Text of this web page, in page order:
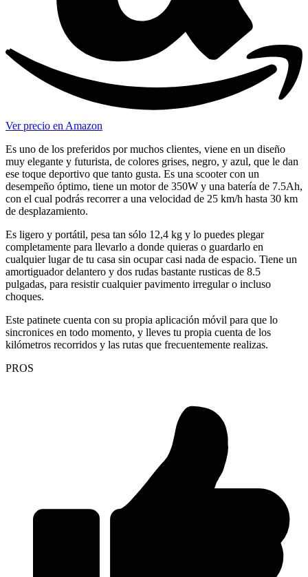
Ver precio en Amazon
Es uno de los preferidos por muchos clientes, viene en un diseño
muy elegante y futurista, de colores grises, negro, y azul, que le dan
ese toque deportivo que tanto gusta. Es una scooter con un
desempeño óptimo, tiene un motor de 350W y una batería de 7.5Ah,
con el cual podrás recorrer a una velocidad de 25 km/h hasta 30 km
de desplazamiento.
Es ligero y portátil, pesa tan sólo 12,4 kg y lo puedes plegar
completamente para llevarlo a donde quieras o guardarlo en
cualquier lugar de tu casa sin ocupar casi nada de espacio. Tiene un
amortiguador delantero y dos rudas bastante rusticas de 8.5
pulgadas, para resistir cualquier pavimento irregular o incluso
choques.
Este patinete cuenta con su propia aplicación móvil para que lo
sincronices en todo momento, y lleves tu propia cuenta de los
kilómetros recorridos y las rutas que frecuentemente realizas.
PROS